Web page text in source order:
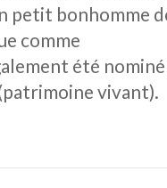
petit bonhomme
comme
été nominé
vivant).